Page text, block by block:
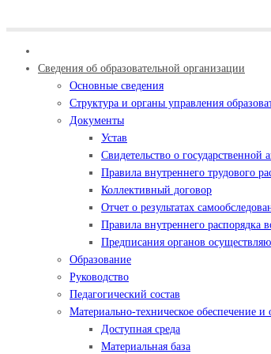
Сведения об образовательной организации
Основные сведения
Структура и органы управления
Документы
Устав
Свидетельство о государственной
Правила внутреннего трудового
Коллективный договор
Отчет о результатах
Правила внутреннего распорядка
Предписания органов
Образование
Руководство
Педагогический состав
Материально-техническое обеспечение и
Доступная среда
Материальная база